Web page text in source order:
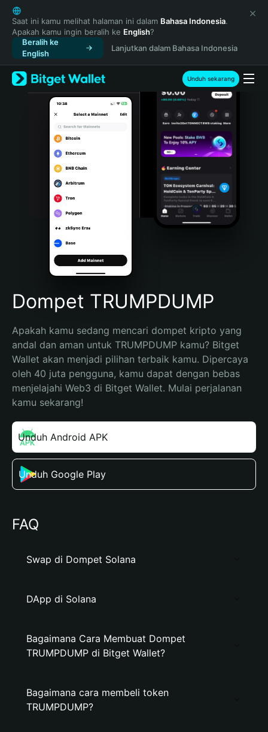
English
日本語
Tiếng Việt
Русский
Español (Latinoamérica)
Türkçe
Italiano
Português (Portugal)
Bahasa Indonesia
Português (Brasil)
Español (Argentina)
Saat ini kamu melihat halaman ini dalam Bahasa Indonesia.
Apakah kamu ingin beralih ke English?
Beralih ke
English
Lanjutkan dalam Bahasa Indonesia
Unduh sekarang
Dompet TRUMPDUMP
Apakah kamu sedang mencari dompet kripto yang
andal dan aman untuk TRUMPDUMP kamu? Bitget
Wallet akan menjadi pilihan terbaik kamu. Dipercaya
oleh 40 juta pengguna, kamu dapat dengan bebas
menjelajahi Web3 di Bitget Wallet. Mulai perjalanan
kamu sekarang!
Unduh Android APK
Unduh Google Play
FAQ
Swap di Dompet Solana
DApp di Solana
Bagaimana Cara Membuat Dompet
TRUMPDUMP di Bitget Wallet?
Bagaimana cara membeli token
TRUMPDUMP?